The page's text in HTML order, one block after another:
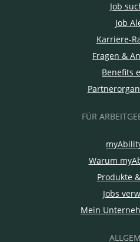
Job
Job
Karriere-
Fragen &
Benefits
FÜR
Warum
Produkte
Jobs
Mein